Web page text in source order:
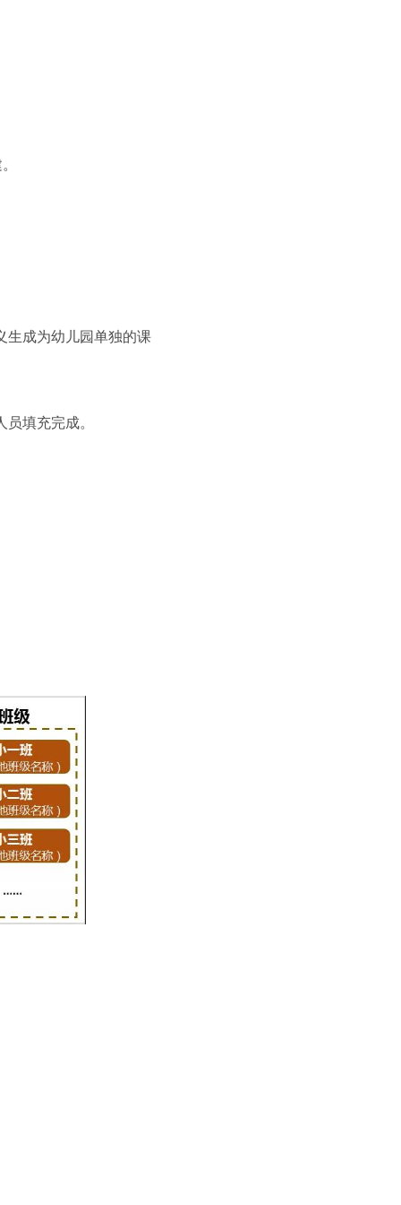
生成为幼儿园单独的课
填充完成。